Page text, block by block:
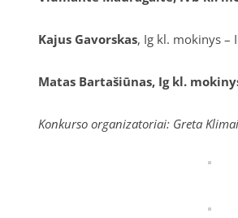
Kajus Gavorskas, Ig kl. mokinys –
Matas Bartašiūnas, Ig kl.
Konkurso organizatoriai: Greta